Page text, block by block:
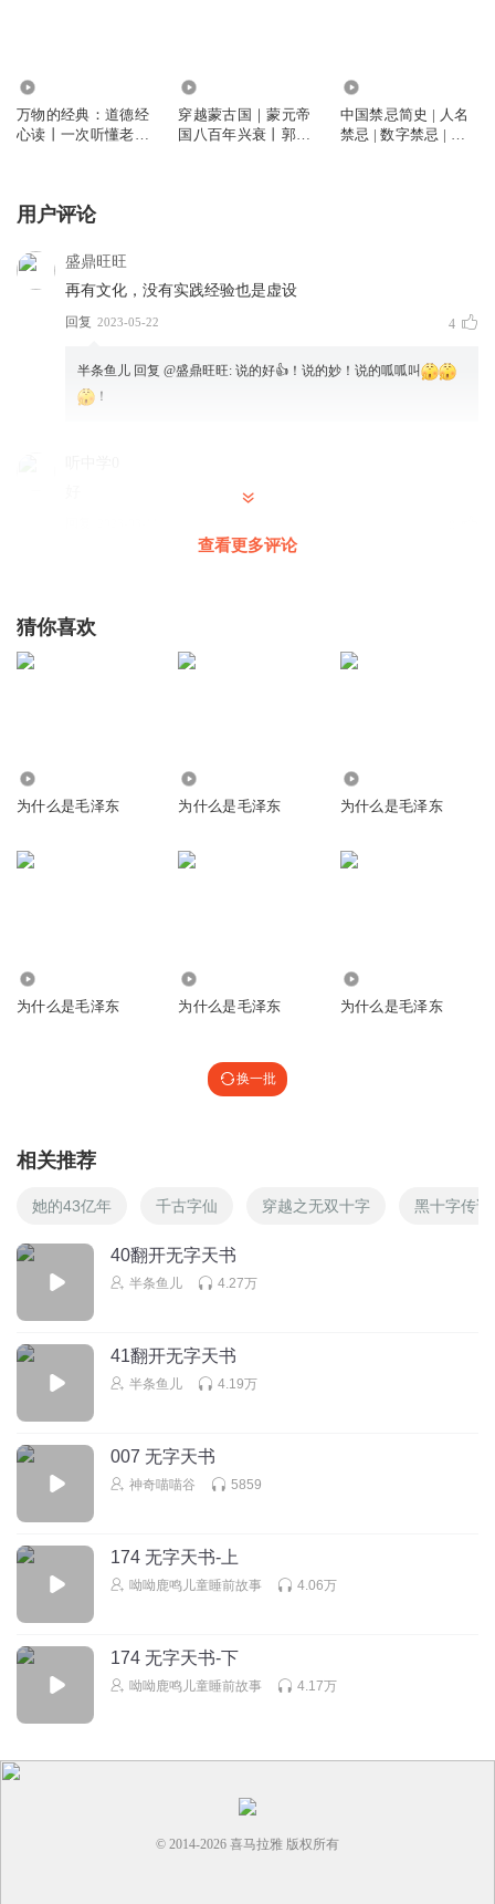
万物的经典：道德经
心读丨一次听懂老子
穿越蒙古国｜蒙元帝
国八百年兴衰丨郭建
中国禁忌简史 | 人名
禁忌 | 数字禁忌 | 居
用户评论
盛鼎旺旺
再有文化，没有实践经验也是虚设
回复 2023-05-22 4
半条鱼儿 回复 @盛鼎旺旺: 说的好👍！说的妙！说的呱呱叫
！
如此如此吴先生
看教员才知道以往历史起义为什么会失败
查看更多评论
猜你喜欢
为什么是毛泽东 为什么是毛泽东 为什么是毛泽东
为什么是毛泽东 为什么是毛泽东 为什么是毛泽东
换一批
相关推荐
她的43亿年 千古字仙 穿越之无双十字 黑十字传说
40翻开无字天书
半条鱼儿 4.27万
41翻开无字天书
半条鱼儿 4.19万
007 无字天书
神奇喵喵谷 5859
174 无字天书-上
呦呦鹿鸣儿童睡前故事 4.06万
174 无字天书-下
呦呦鹿鸣儿童睡前故事 4.17万
© 2014-2026 喜马拉雅 版权所有